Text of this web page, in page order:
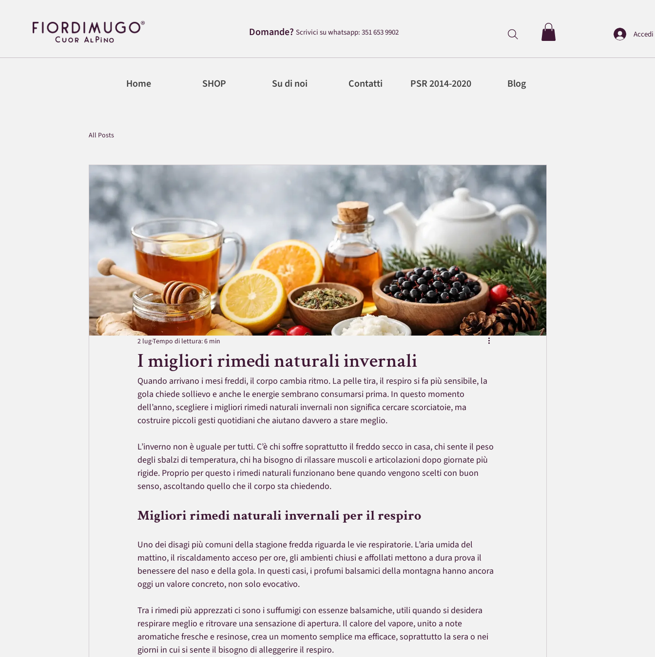
Domande? Scrivici su whatsapp: 351 653 9902 Accedi
Home SHOP Su di noi Contatti PSR 2014-2020 Blog
All Posts
I migliori rimedi naturali invernali
2 lugTempo di lettura: 6 min
Quando arrivano i mesi freddi, il corpo cambia ritmo. La pelle tira, il respiro si fa più sensibile, la
gola chiede sollievo e anche le energie sembrano consumarsi prima. In questo momento
dell’anno, scegliere i migliori rimedi naturali invernali non significa cercare scorciatoie, ma
costruire piccoli gesti quotidiani che aiutano davvero a stare meglio.
L’inverno non è uguale per tutti. C’è chi soffre soprattutto il freddo secco in casa, chi sente il peso
degli sbalzi di temperatura, chi ha bisogno di rilassare muscoli e articolazioni dopo giornate più
rigide. Proprio per questo i rimedi naturali funzionano bene quando vengono scelti con buon
senso, ascoltando quello che il corpo sta chiedendo.
Migliori rimedi naturali invernali per il respiro
Uno dei disagi più comuni della stagione fredda riguarda le vie respiratorie. L’aria umida del
mattino, il riscaldamento acceso per ore, gli ambienti chiusi e affollati mettono a dura prova il
benessere del naso e della gola. In questi casi, i profumi balsamici della montagna hanno ancora
oggi un valore concreto, non solo evocativo.
Tra i rimedi più apprezzati ci sono i suffumigi con essenze balsamiche, utili quando si desidera
respirare meglio e ritrovare una sensazione di apertura. Il calore del vapore, unito a note
aromatiche fresche e resinose, crea un momento semplice ma efficace, soprattutto la sera o nei
giorni in cui si sente il bisogno di alleggerire il respiro.